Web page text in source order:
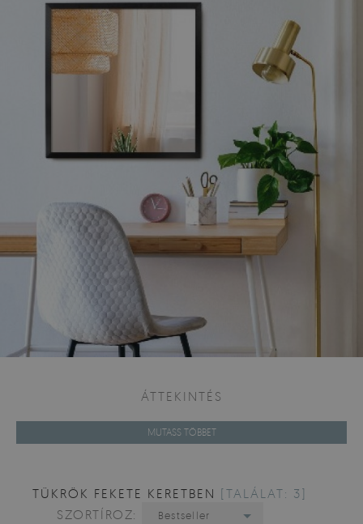
ÁTTEKINTÉS
MUTASS TÖBBET
TÜKRÖK FEKETE KERETBEN [TALÁLAT: 3]
SZORTÍROZ:
Bestseller